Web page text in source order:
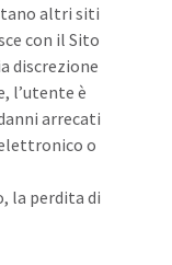
altri siti
con il Sito
discrezione
l’utente è
arrecati
o
la perdita di